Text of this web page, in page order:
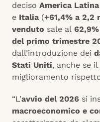
deciso America Latina
e Italia (+61,4% a 2,2
venduto sale al
del primo trimestre
dall’introduzione dei
Stati Uniti, anche se
miglioramento
“L’avvio del 2026 si
macroeconomico e